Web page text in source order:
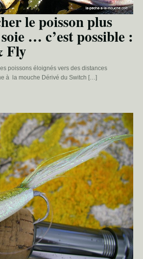
le poisson plus
… c’est possible :
Fly
poissons éloignés vers des distances
à la mouche Dérivé du Switch […]